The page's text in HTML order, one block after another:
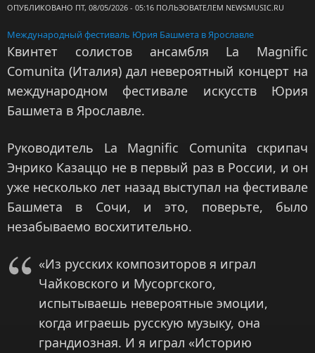
ОПУБЛИКОВАНО ПТ, 08/05/2026 - 05:16 ПОЛЬЗОВАТЕЛЕМ NEWSMUSIC.RU
Международный фестиваль Юрия Башмета в Ярославле
Квинтет солистов ансамбля La Magnific
Comunita (Италия) дал невероятный концерт на
международном фестивале искусств Юрия
Башмета в Ярославле.
Руководитель La Magnific Comunita скрипач
Энрико Казаццо не в первый раз в России, и он
уже несколько лет назад выступал на фестивале
Башмета в Сочи, и это, поверьте, было
незабываемо восхитительно.
«Из русских композиторов я играл
Чайковского и Мусоргского,
испытываешь невероятные эмоции,
когда играешь русскую музыку, она
грандиозная. И я играл «Историю